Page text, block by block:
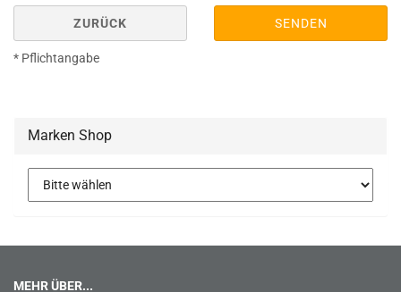
ZURÜCK SENDEN
* Pflichtangabe
Marken Shop
MEHR ÜBER...